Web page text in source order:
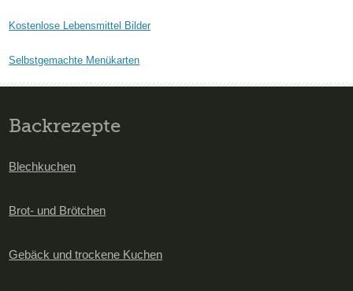
Kostenlose Lebensmittel Bilder
Selbstgemachte Menükarten
Backrezepte
Blechkuchen
Brot- und Brötchen
Gebäck und trockene Kuchen